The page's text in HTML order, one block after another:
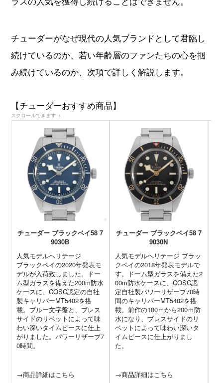
チューダーがなぜ現代の人気ブランドとして君臨し
続けているのか、若い年齢層のファンたちの心を掴
み続けているのか、次項で詳しく解説します。
【チューダーおすすめ商品】
スクロールできます→
チューダー ブラックベイ58 7
9030B
人気モデルヘリテージ
ブラックベイの2020年発表モ
デルが入荷致しました。ドー
ム型ガラスを備えた200m防水
ケースに、COSC認定の自社
製キャリバーMT5402を搭
載。ブルー文字盤と、ブレス
サイドのリベットによって味
わい深いタイムピースに仕上
がりました。パワーリザーブ7
0時間。
→商品詳細はこちら
チューダー ブラックベイ58 7
9030N
人気モデルヘリテージ ブラッ
クベイの2018年発表モデルで
す。ドーム型ガラスを備えた2
00m防水ケースに、COSC認
定自社製パワーリザーブ70時
間のキャリバーMT5402を搭
載。前作の100ｍから200ｍ防
水になり、ブレスサイドのリ
ベットによって味わい深いタ
イムピースに仕上がりまし
た。
→商品詳細はこちら